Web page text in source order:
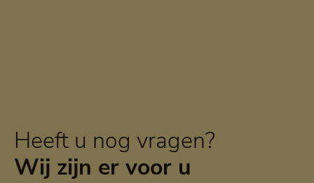
Heeft u nog vragen?
Wij zijn er voor u